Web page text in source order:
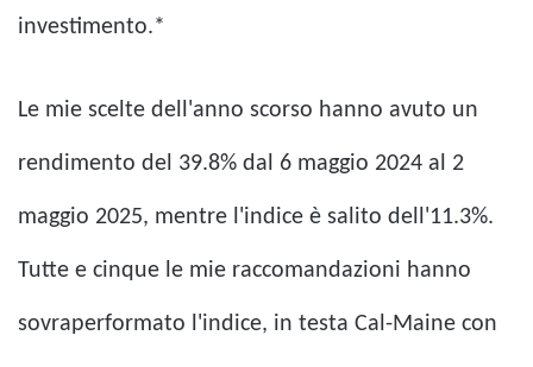
investimento.*
Le mie scelte dell'anno scorso hanno avuto un
rendimento del 39.8% dal 6 maggio 2024 al 2
maggio 2025, mentre l'indice è salito dell'11.3%.
Tutte e cinque le mie raccomandazioni hanno
sovraperformato l'indice, in testa Cal-Maine con